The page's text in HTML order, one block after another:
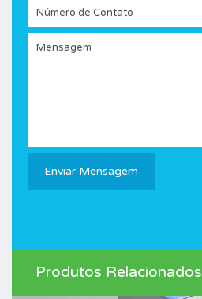
Produtos Relacionados